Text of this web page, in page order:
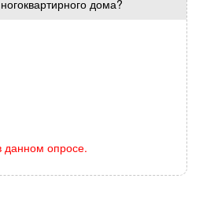
дома?
данном опросе.